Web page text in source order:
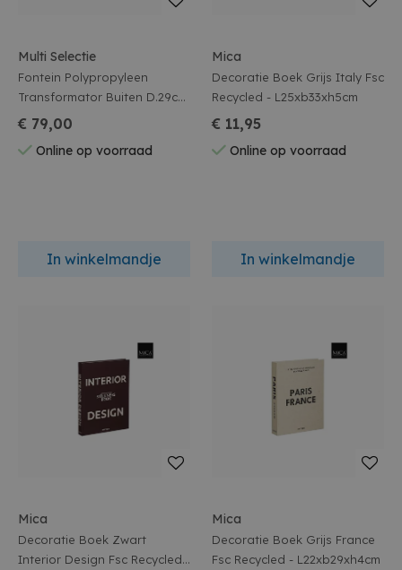
Multi Selectie
Fontein Polypropyleen
Transformator Buiten D.29cm
X H.19cm Salie Groen
€ 79,00
Online op voorraad
In winkelmandje
Mica
Decoratie Boek Grijs Italy Fsc
Recycled - L25xb33xh5cm
€ 11,95
Online op voorraad
In winkelmandje
Mica
Decoratie Boek Zwart
Interior Design Fsc Recycled -
Mica
Decoratie Boek Grijs France
Fsc Recycled - L22xb29xh4cm